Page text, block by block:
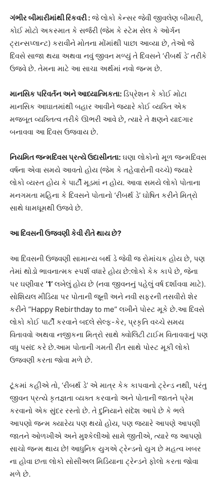
ગંભીર બીમારીમાંથી રિકવરી : જે લોકો કેન્સર જેવી જીવલેણ બીમારી,
કોઈ મોટો અકસ્માત કે સર્જરી (જેમ કે સ્ટેમ સેલ કે ઓર્ગન
ટ્રાન્સપ્લાન્ટ) કરાવીને મોતના મોંમાંથી પાછા આવ્યા છે, તેઓ જે
દિવસે સાજા થયા અથવા નવું જીવન મળ્યું તે દિવસને ‘રીબર્થ ડે’ તરીકે
ઉજવે છે. તેમના માટે આ સાચા અર્થમાં નવો જન્મ છે.
માનસિક પરિવર્તન અને આધ્યાત્મિકતા: ડિપ્રેશન કે કોઈ મોટા
માનસિક આઘાતમાંથી બહાર આવીને જ્યારે કોઈ વ્યક્તિ એક
મજબૂત વ્યક્તિત્વ તરીકે ઊભરી આવે છે, ત્યારે તે ક્ષણને યાદગાર
બનાવવા આ દિવસ ઉજવાય છે.
નિયમિત જન્મદિવસ પ્રત્યે ઉદાસીનતા: ઘણા લોકોનો મૂળ જન્મદિવસ
વર્ષના એવા સમયે આવતો હોય (જેમ કે તહેવારોની વચ્ચે) જ્યારે
લોકો વ્યસ્ત હોય કે પાર્ટી મૂડમાં ન હોય. આવા સમયે લોકો પોતાના
મનગમતા મહિના કે દિવસને પોતાનો ‘રીબર્થ ડે’ ઘોષિત કરીને મિત્રો
સાથે ધામધૂમથી ઉજવે છે.
આ દિવસની ઉજવણી કેવી રીતે થાય છે?
આ દિવસની ઉજવણી સામાન્ય બર્થ ડે જેવી જ રોમાંચક હોય છે, પણ
તેમાં થોડો ભાવનાત્મક સ્પર્શ વધારે હોય છે:લોકો કેક કાપે છે, જેના
પર ઘણીવાર ‘1’ લખેલું હોય છે (નવા જીવનનું પહેલું વર્ષ દર્શાવવા માટે).
સોશિયલ મીડિયા પર પોતાની જૂની અને નવી સફરની તસવીરો શેર
કરીને “Happy Rebirthday to me” લખીને પોસ્ટ મૂકે છે.આ દિવસે
લોકો કોઈ પાર્ટી કરવાને બદલે સેલ્ફ-કેર, પ્રકૃતિ વચ્ચે સમય
વિતાવવો અથવા નજીકના મિત્રો સાથે ક્વોલિટી ટાઈમ વિતાવવાનું પણ
વધુ પસંદ કરે છે.આમ પોતાની ગમતી રીત સાથે પોસ્ટ મૂકી લોકો
ઉજવણી કરતા જોવા મળે છે.
ટૂંકમાં કહીએ તો, ‘રીબર્થ ડે’ એ માત્ર કેક કાપવાનો ટ્રેન્ડ નથી, પરંતુ
જીવન પ્રત્યે કૃતજ્ઞતા વ્યક્ત કરવાનો અને પોતાની જાતને પ્રેમ
કરવાનો એક સુંદર રસ્તો છે. તે દુનિયાને સંદેશ આપે છે કે ભલે
આપણો જન્મ ક્યારેય પણ થયો હોય, પણ જ્યારે આપણે આપણી
જાતને ઓળખીએ અને મુશ્કેલીઓ સામે જીતીએ, ત્યારે જ આપણો
સાચો જન્મ થાય છે! આધુનિક યુગએ ટ્રેન્ડનો યુગ છે મહત્વ ખબર
ના હોવા છતા લોકો સોસીઅલ મિડિયાના ટ્રેન્ડને ફોલો કરતા જોવા
મળે છે.